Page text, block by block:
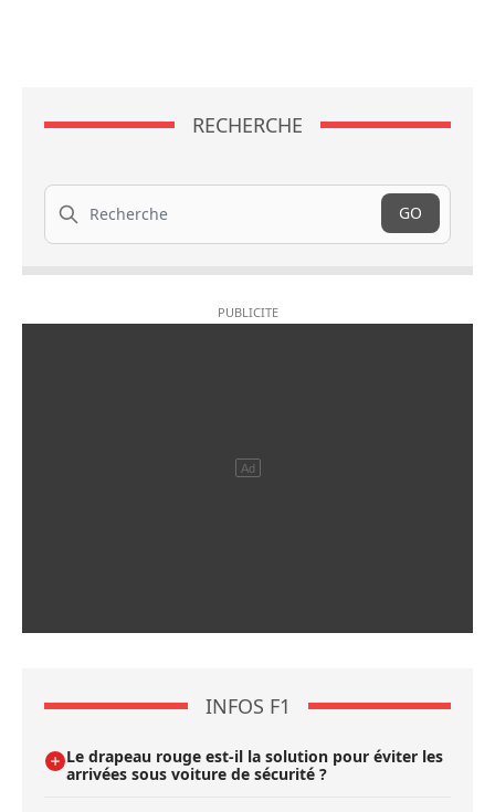
RECHERCHE
Recherche
GO
INFOS F1
Le drapeau rouge est-il la solution pour éviter les
arrivées sous voiture de sécurité ?